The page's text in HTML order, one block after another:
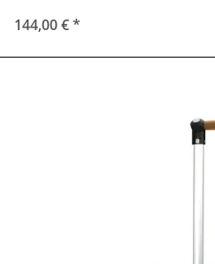
144,00 €*